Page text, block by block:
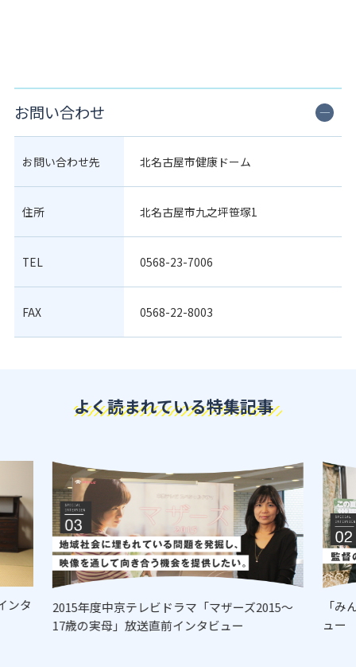
お問い合わせ
お問い合わせ先 北名古屋市健康ドーム
住所 北名古屋市九之坪笹塚1
TEL 0568-23-7006
FAX 0568-22-8003
よく読まれている特集記事
ンタ
2015年度中京テレビドラマ「マザーズ2015～
17歳の実母」放送直前インタビュー
「
ュー